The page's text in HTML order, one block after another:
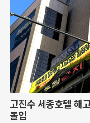
고진수 세종호텔 해
돌입